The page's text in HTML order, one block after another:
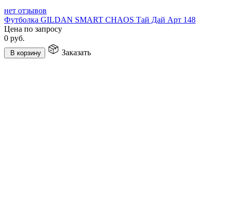
нет отзывов
Футболка GILDAN SMART CHAOS Тай Дай Арт 148
Цена по запросу
0 руб.
В корзину Заказать